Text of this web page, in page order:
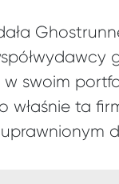
swoim
właśnie ta